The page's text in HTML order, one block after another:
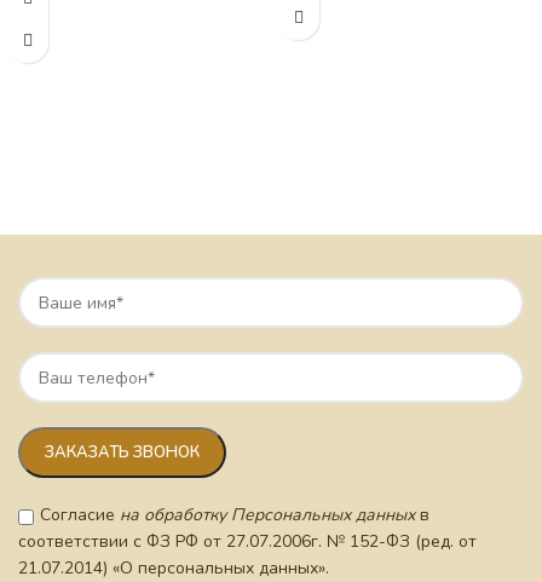
Согласие на обработку Персональных данныхв
соответствии с ФЗ РФ от 27.07.2006г. № 152-ФЗ (ред. от
21.07.2014) «О персональных данных».